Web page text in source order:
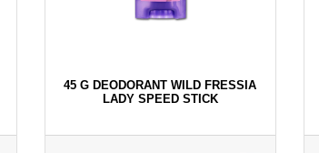
45 G DEODORANT WILD FRESSIA
LADY SPEED STICK